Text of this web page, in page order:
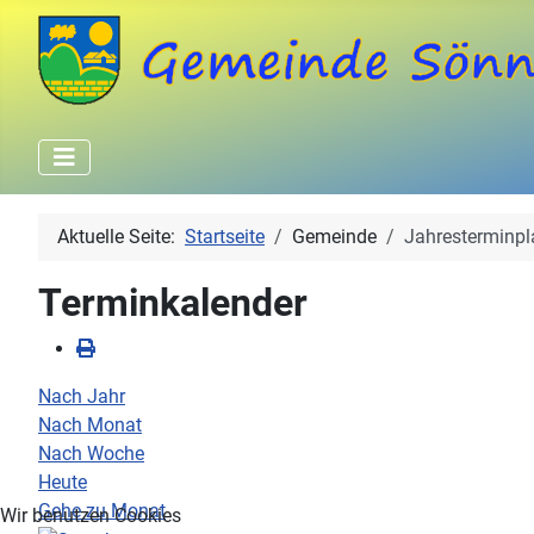
Aktuelle Seite: Startseite Gemeinde
Terminkalender
Nach Jahr
Nach Monat
Nach Woche
Heute
Gehe zu Monat
Wir benutzen Cookies